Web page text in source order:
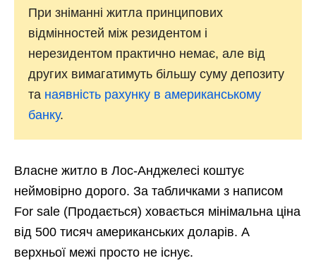
При зніманні житла принципових
відмінностей між резидентом і
нерезидентом практично немає, але від
других вимагатимуть більшу суму депозиту
та наявність рахунку в американському
банку.
Власне житло в Лос-Анджелесі коштує
неймовірно дорого. За табличками з написом
For sale (Продається) ховається мінімальна ціна
від 500 тисяч американських доларів. А
верхньої межі просто не існує.